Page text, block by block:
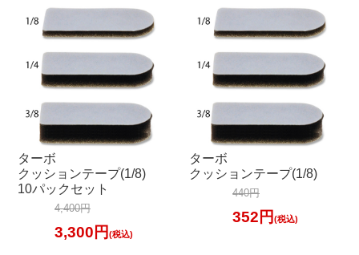
ターボ
クッションテープ(1/8)
10パックセット
4,400円
3,300円 (税込)
ターボ
クッションテープ(1/8)
440円
352円(税込)